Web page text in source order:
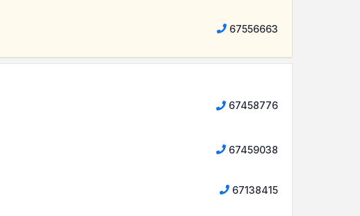
67556663
67458776
67459038
67138415